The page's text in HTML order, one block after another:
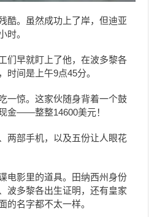
酷。虽然成功上了岸，但迪亚
时。
们早就盯上了他，在波多黎各
时间是上午9点45分。
一惊。这家伙随身背着一个鼓
金——整整14600美元！
两部手机，以及五份让人眼花
电影里的道具。田纳西州身份
波多黎各出生证明，还有皇家
的名字都不太一样。